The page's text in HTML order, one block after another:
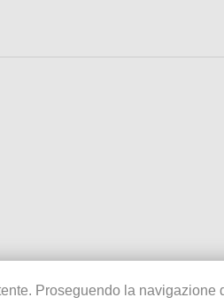
Proseguendo la navigazione